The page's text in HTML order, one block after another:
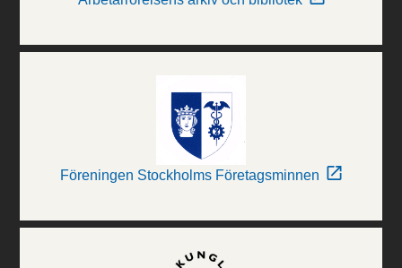
Föreningen Stockholms Företagsminnen